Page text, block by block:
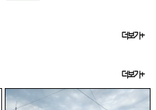
더보기+
더보기+